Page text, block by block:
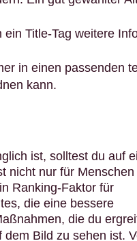
Title-Tag weitere
in einen passenden
kann.
ist, solltest du auf
nicht nur für Menschen
Ranking-Faktor für
die eine bessere
die du
dem Bild zu sehen ist.